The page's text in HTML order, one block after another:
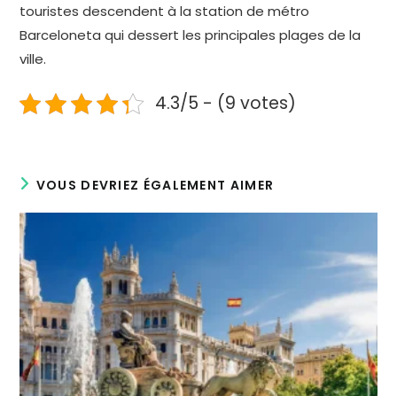
touristes descendent à la station de métro
Barceloneta qui dessert les principales plages de la
ville.
4.3/5 - (9 votes)
VOUS DEVRIEZ ÉGALEMENT AIMER